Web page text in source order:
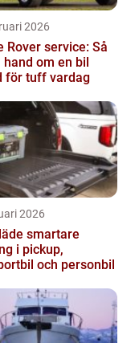
2026
Rover service: Så
hand om en bil
för tuff vardag
2026
i pickup,
och personbil